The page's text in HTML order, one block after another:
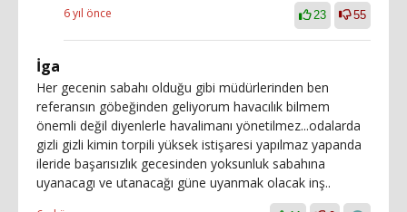
6 yıl önce 23 55
İga
Her gecenin sabahı olduğu gibi müdürlerinden ben
referansın göbeğinden geliyorum havacılık bilmem
önemli değil diyenlerle havalimanı yönetilmez...odalarda
gizli gizli kimin torpili yüksek istişaresi yapılmaz yapanda
ileride başarısızlık gecesinden yoksunluk sabahına
uyanacagı ve utanacağı güne uyanmak olacak inş..